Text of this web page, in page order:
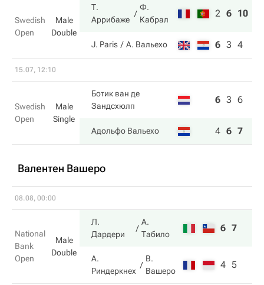
Swedish
Open
Male
Double
Т.
Аррибаже
Ф.
Кабрал
2 6 10
J. Paris А. Вальехо 6 3 4
15.07, 12:10
Swedish
Open
Male
Single
Ботик ван де
Зандсхюлп
6 3 6
Адольфо Вальехо 4 6 7
Валентен Вашеро
08.08, 00:00
National
Bank
Open
Male
Double
Л.
Дардери
А.
Табило
6 7
А.
Риндеркнех
В.
Вашеро
4 5